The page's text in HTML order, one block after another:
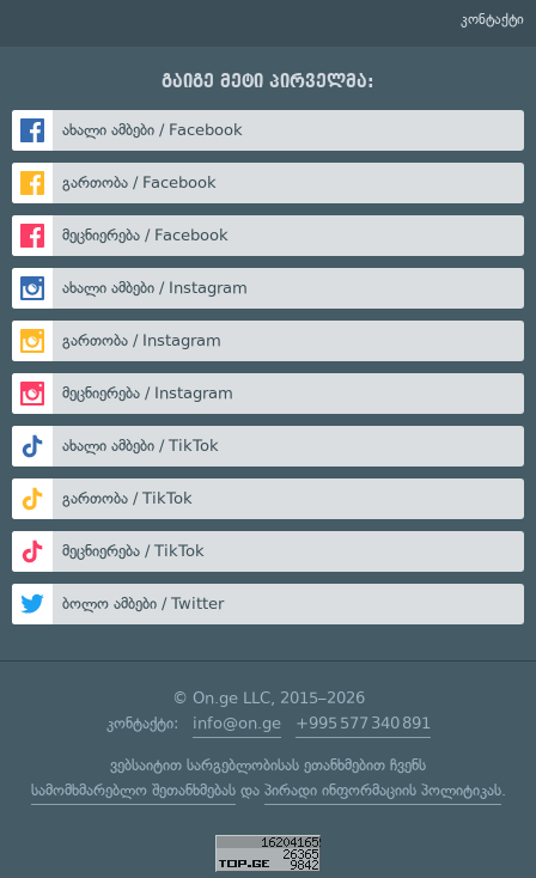
კონტაქტი
გაიგე მეტი პირველმა:
ახალი ამბები / Facebook
გართობა / Facebook
მეცნიერება / Facebook
ახალი ამბები / Instagram
გართობა / Instagram
მეცნიერება / Instagram
ახალი ამბები / TikTok
გართობა / TikTok
მეცნიერება / TikTok
ბოლო ამბები / Twitter
© On.ge LLC, 2015–2026
კონტაქტი: info@on.ge +995 577 340 891
ვებსაიტით სარგებლობისას ეთანხმებით ჩვენს
სამომხმარებლო შეთანხმებასდა პირადი ინფორმაციის პოლიტიკას.